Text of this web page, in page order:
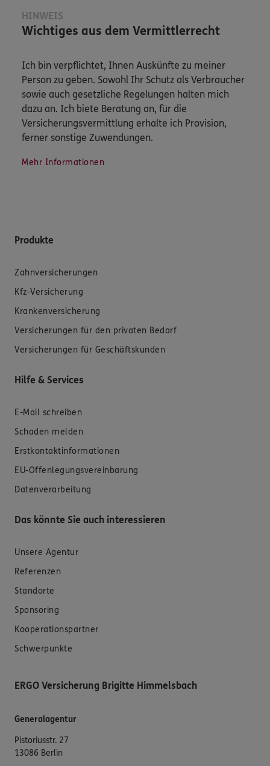
HINWEIS
Wichtiges aus dem Vermittlerrecht
Ich bin verpflichtet, Ihnen Auskünfte zu meiner
Person zu geben. Sowohl Ihr Schutz als Verbraucher
sowie auch gesetzliche Regelungen halten mich
dazu an. Ich biete Beratung an, für die
Versicherungsvermittlung erhalte ich Provision,
ferner sonstige Zuwendungen.
Mehr Informationen
Produkte
Zahnversicherungen
Kfz-Versicherung
Krankenversicherung
Versicherungen für den privaten Bedarf
Versicherungen für Geschäftskunden
Hilfe & Services
E-Mail schreiben
Schaden melden
Erstkontaktinformationen
EU-Offenlegungsvereinbarung
Datenverarbeitung
Das könnte Sie auch interessieren
Unsere Agentur
Referenzen
Standorte
Sponsoring
Kooperationspartner
Schwerpunkte
ERGO Versicherung Brigitte Himmelsbach
Generalagentur
Pistoriusstr. 27
13086 Berlin